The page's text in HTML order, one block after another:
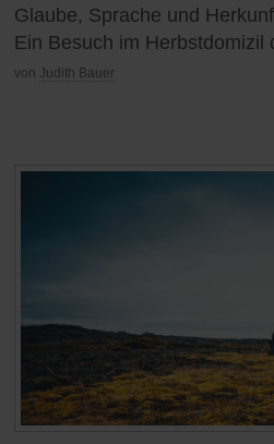
Glaube, Sprache und
Ein Besuch im Herbstdomizil
von Judith Bauer